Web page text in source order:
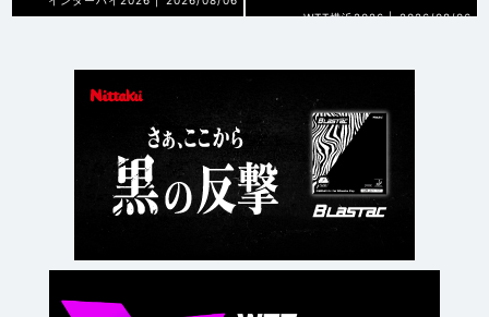
WTT横浜2026 | 2026/08/06